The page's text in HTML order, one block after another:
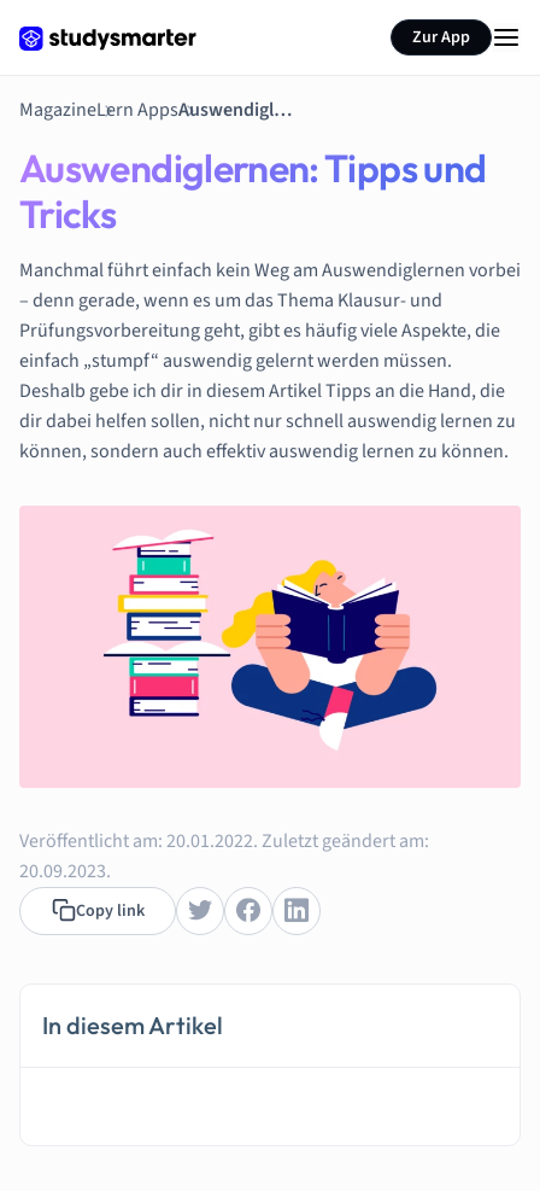
Zur App
MagazineLern Apps Auswendiglernen: Tipps und Tricks
Auswendiglernen: Tipps und
Tricks
Manchmal führt einfach kein Weg am Auswendiglernen vorbei
– denn gerade, wenn es um das Thema Klausur- und
Prüfungsvorbereitung geht, gibt es häufig viele Aspekte, die
einfach „stumpf“ auswendig gelernt werden müssen.
Deshalb gebe ich dir in diesem Artikel Tipps an die Hand, die
dir dabei helfen sollen, nicht nur schnell auswendig lernen zu
können, sondern auch effektiv auswendig lernen zu können.
Veröffentlicht am:20.01.2022.Zuletzt geändert am:
20.09.2023.
Copy link
In diesem Artikel